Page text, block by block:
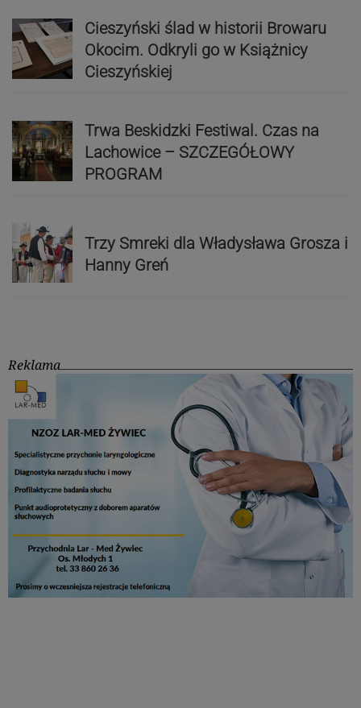
Cieszyński ślad w historii Browaru
Okocim. Odkryli go w Książnicy
Cieszyńskiej
Trwa Beskidzki Festiwal. Czas na
Lachowice – SZCZEGÓŁOWY
PROGRAM
Trzy Smreki dla Władysława Grosza i
Hanny Greń
Reklama